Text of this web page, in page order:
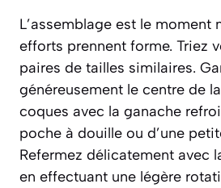
L’assemblage est le moment
efforts prennent forme. Triez
paires de tailles similaires.
généreusement le centre de
coques avec la ganache
poche à douille ou d’une
Refermez délicatement avec
en effectuant une légère